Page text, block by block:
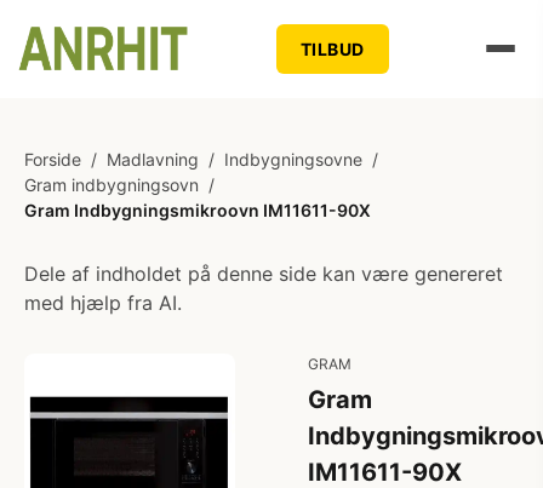
TILBUD
Forside / Madlavning / Indbygningsovne /
Gram indbygningsovn /
Gram Indbygningsmikroovn IM11611-90X
Dele af indholdet på denne side kan være genereret
med hjælp fra AI.
GRAM
Gram
IM11611-90X